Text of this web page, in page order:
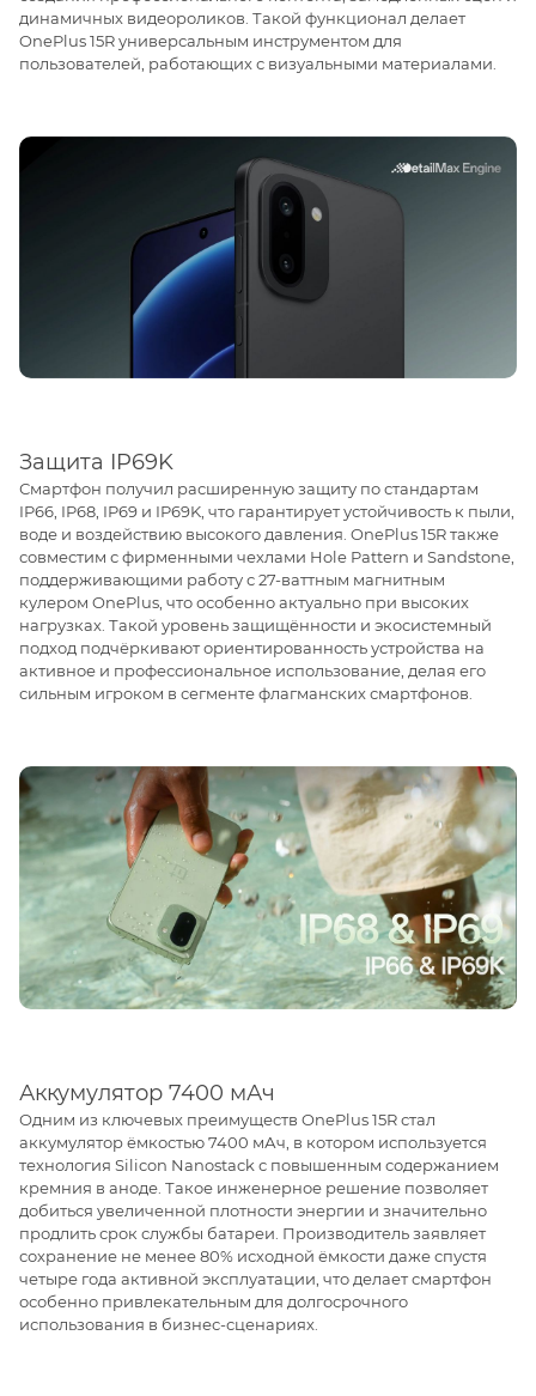
динамичных видеороликов. Такой функционал делает
OnePlus 15R универсальным инструментом для
пользователей, работающих с визуальными материалами.
Защита IP69K
Смартфон получил расширенную защиту по стандартам
IP66, IP68, IP69 и IP69K, что гарантирует устойчивость к пыли,
воде и воздействию высокого давления. OnePlus 15R также
совместим с фирменными чехлами Hole Pattern и Sandstone,
поддерживающими работу с 27-ваттным магнитным
кулером OnePlus, что особенно актуально при высоких
нагрузках. Такой уровень защищённости и экосистемный
подход подчёркивают ориентированность устройства на
активное и профессиональное использование, делая его
сильным игроком в сегменте флагманских смартфонов.
Аккумулятор 7400 мАч
Одним из ключевых преимуществ OnePlus 15R стал
аккумулятор ёмкостью 7400 мАч, в котором используется
технология Silicon Nanostack с повышенным содержанием
кремния в аноде. Такое инженерное решение позволяет
добиться увеличенной плотности энергии и значительно
продлить срок службы батареи. Производитель заявляет
сохранение не менее 80% исходной ёмкости даже спустя
четыре года активной эксплуатации, что делает смартфон
особенно привлекательным для долгосрочного
использования в бизнес-сценариях.